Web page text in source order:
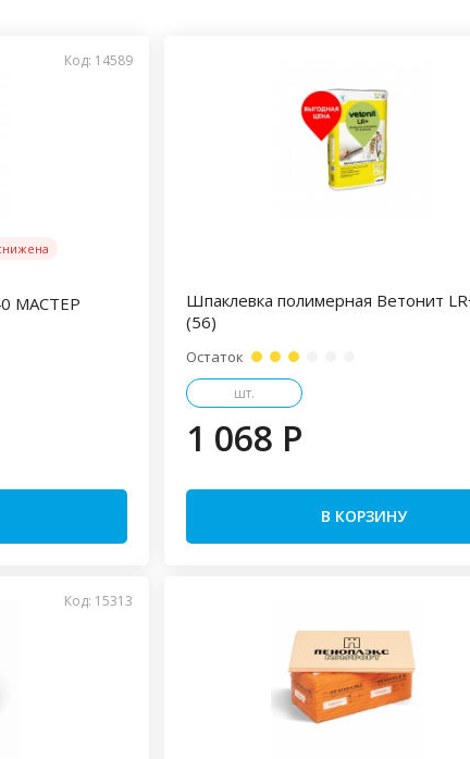
Код: 14589
МАСТЕР
Шпаклевка полимерная Ветонит
(56)
Остаток
шт.
1 068 P
В КОРЗИНУ
Код: 15313